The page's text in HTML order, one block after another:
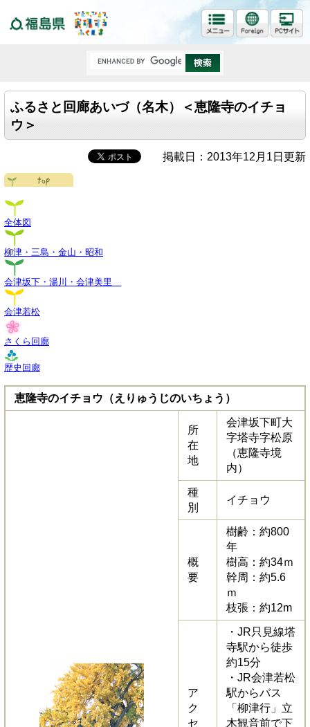
ふるさと回廊あいづ（名木）＜恵隆寺のイチョ
ウ＞
掲載日：2013年12月1日更新
全体図
柳津・三島・金山・昭和
会津坂下・湯川・会津美里
会津若松
さくら回廊
歴史回廊
恵隆寺のイチョウ（えりゅうじのいちょう）
所
在
地
会津坂下町大
字塔寺字松原
（恵隆寺境
内）
種
別
イチョウ
概
要
樹齢：約800
年
樹高：約34ｍ
幹周：約5.6
ｍ
枝張：約12m
ア
ク
セ
・JR只見線塔
寺駅から徒歩
約15分
・JR会津若松
駅からバス
「柳津行」立
木観音前で下